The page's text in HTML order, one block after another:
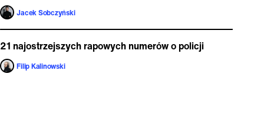
Jacek Sobczyński
21 najostrzejszych rapowych numerów o policji
Filip Kalinowski